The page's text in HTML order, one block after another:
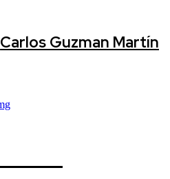
Carlos Guzman Martín